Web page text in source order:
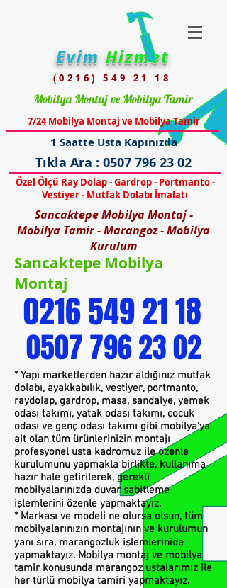
EvimHizmet
(0216) 549 21 18
Mobilya Montaj ve Mobilya Tamir
7/24 Mobilya Montaj ve Mobilya Tamir
1 Saatte Usta Kapınızda
Tıkla Ara : 0507 796 23 02
Özel Ölçü Ray Dolap - Gardrop - Portmanto -
Vestiyer - Mutfak Dolabı İmalatı
Sancaktepe Mobilya Montaj -
Mobilya Tamir - Marangoz - Mobilya
Kurulum
Sancaktepe Mobilya
Montaj
0507 796 23 02
0216 549 21 18
* Yapı marketlerden hazır aldığınız mutfak
dolabı, ayakkabılık, vestiyer, portmanto,
raydolap, gardrop, masa, sandalye, yemek
odası takımı, yatak odası takımı, çocuk
odası ve genç odası takımı gibi mobilya'ya
ait olan tüm ürünlerinizin montajı
profesyonel usta kadromuz ile özenle
kurulumunu yapmakla birlikte, kullanıma
hazır hale getirilerek, gerekli
mobilyalarınızda duvar sabitleme
işlemlerini özenle yapmaktayız.
* Markası ve modeli ne olursa olsun, tüm
mobilyalarınızın montajının ve kurulumun
yanı sıra, marangozluk işlemlerinide
yapmaktayız. Mobilya montaj ve mobilya
tamir konusunda marangoz ustalarımız ile
her türlü mobilya tamiri yapmaktayız.